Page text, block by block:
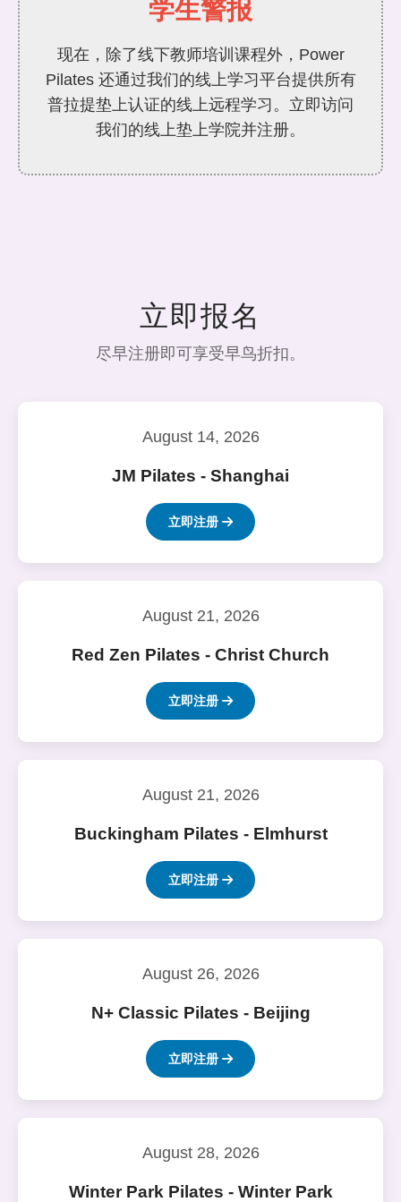
学生警报
现在，除了线下教师培训课程外，Power
Pilates 还通过我们的线上学习平台提供所有
普拉提垫上认证的线上远程学习。立即访问
我们的线上垫上学院并注册。
立即报名
尽早注册即可享受早鸟折扣。
August 14, 2026
JM Pilates - Shanghai
立即注册
August 21, 2026
Red Zen Pilates - Christ Church
立即注册
August 21, 2026
Buckingham Pilates - Elmhurst
立即注册
August 26, 2026
N+ Classic Pilates - Beijing
立即注册
August 28, 2026
Winter Park Pilates - Winter Park